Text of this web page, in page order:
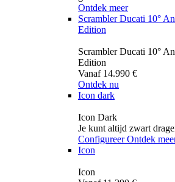
Ontdek meer
Scrambler Ducati 10°
Edition
Scrambler Ducati 10°
Edition
Vanaf 14.990 €
Ontdek nu
Icon dark
Icon Dark
Je kunt altijd zwart
Configureer Ontdek
Icon
Icon